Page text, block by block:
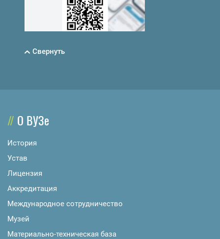
Свернуть
О ВУЗе
История
Устав
Лицензия
Аккредитация
Международное сотрудничество
Музей
Материально-техническая база